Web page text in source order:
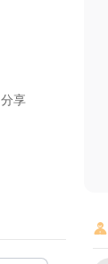
分享